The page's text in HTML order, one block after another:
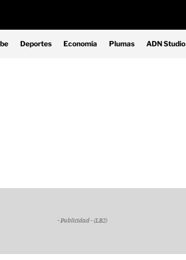
Deportes Economía Plumas ADN Studio
- Publicidad - (LB2)